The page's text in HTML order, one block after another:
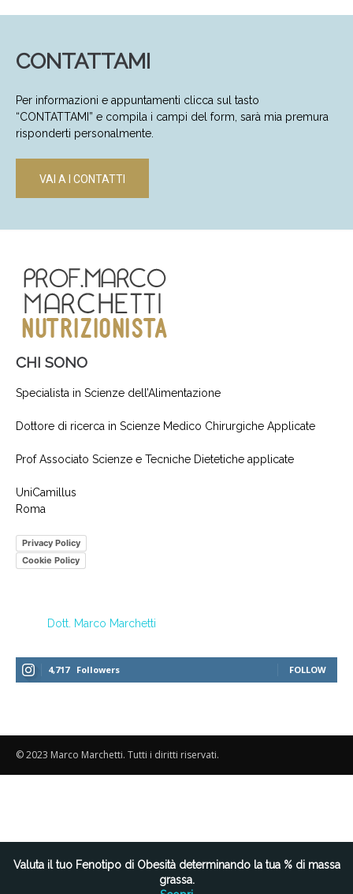
CONTATTAMI
Per informazioni e appuntamenti clicca sul tasto
“CONTATTAMI” e compila i campi del form, sarà mia premura
risponderti personalmente.
VAI A I CONTATTI
CHI SONO
Specialista in Scienze dell’Alimentazione
Dottore di ricerca in Scienze Medico Chirurgiche Applicate
Prof Associato Scienze e Tecniche Dietetiche applicate
UniCamillus
Roma
Privacy Policy
Cookie Policy
Dott. Marco Marchetti
4,717 Followers FOLLOW
© 2023 Marco Marchetti. Tutti i diritti riservati.
Valuta il tuo Fenotipo di Obesità determinando la tua % di massa
grassa.
Le tue preferenze relative alla privacy